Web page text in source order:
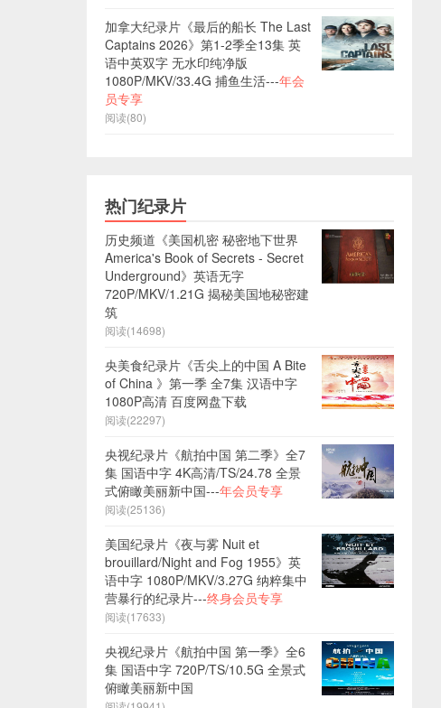
加拿大纪录片《最后的船长 The Last
Captains 2026》第1-2季全13集 英
语中英双字 无水印纯净版
1080P/MKV/33.4G 捕鱼生活---年会
员专享
阅读(80)
热门纪录片
历史频道《美国机密 秘密地下世界
America's Book of Secrets - Secret
Underground》英语无字
720P/MKV/1.21G 揭秘美国地秘密建
筑
阅读(14698)
央美食纪录片《舌尖上的中国 A Bite
of China 》第一季 全7集 汉语中字
1080P高清 百度网盘下载
阅读(22297)
央视纪录片《航拍中国 第二季》全7
集 国语中字 4K高清/TS/24.78 全景
式俯瞰美丽新中国---年会员专享
阅读(25136)
美国纪录片《夜与雾 Nuit et
brouillard/Night and Fog 1955》英
语中字 1080P/MKV/3.27G 纳粹集中
营暴行的纪录片---终身会员专享
阅读(17633)
央视纪录片《航拍中国 第一季》全6
集 国语中字 720P/TS/10.5G 全景式
俯瞰美丽新中国